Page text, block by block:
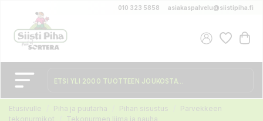
010 323 5858 asiakaspalvelu@siistipiha.fi
Etusivulle Piha ja puutarha Pihan sisustus
Parvekkeen
tekonurmikot
Tekonurmen liima ja nauha